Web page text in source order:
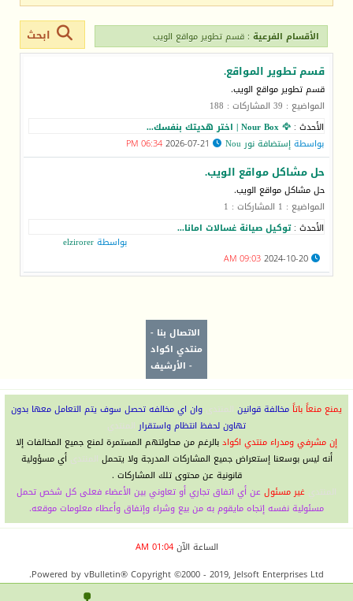
الأقسام الفرعية : قسم تطوير مواقع الويب
ابحث
قسم تطوير المواقع.
قسم تطوير مواقع الويب.
المواضيع : 39 المشاركات : 188
الأحدث : 🦅 Nour Box | اختر هديتك بنفسك...
بواسطةإستضافة نور Nou 06:34 PM
حل مشاكل مواقع الويب.
حل مشاكل مواقع الويب.
المواضيع : 1 المشاركات : 1
الأحدث :توكيل صيانة غسالات امانا...
بواسطةelzirorer
09:03 AM
الاتصال بنا -
منتدي اكواد
- الأرشيف
يمنع منعاً باتاًمخالفة قوانين المنتدى وان اي مخالفه تحصل سوف يتم التعامل معها بدون
تهاون لحفظ انتظام واستقرارالمنتدي
إن مشرفي ومدراء منتدي اكوادبالرغم من محاولتهم المستمرة لمنع جميع المخالفات إلا
أنه ليس بوسعنا إستعراض جميع المشاركات المدرجة ولا يتحمل المنتدى أي مسؤولية
قانونية عن محتوى تلك المشاركات .
المنتدي غير مسئولعن أي اتفاق تجاري أو تعاوني بين الأعضاء فعلى كل شخص تحمل
مسئولية نفسه إتجاه مايقوم به من بيع وشراء وإتفاق وأعطاء معلومات موقعه.
الساعة الآن01:04 AM
Powered by vBulletin® Copyright ©2000 - 2019, Jelsoft Enterprises Ltd.